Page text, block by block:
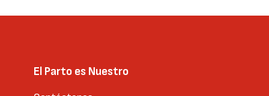
El Parto es Nuestro